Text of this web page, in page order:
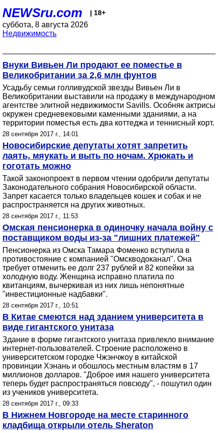
NEWSru.com | 18+
суббота, 8 августа 2026
Недвижимость
Внуки Вивьен Ли продают ее поместье в
Великобритании за 2,6 млн фунтов
Усадьбу семьи голливудской звезды Вивьен Ли в
Великобритании выставили на продажу в международном
агентстве элитной недвижимости Savills. Особняк актрисы
окружен средневековыми каменными зданиями, а на
территории поместья есть два коттеджа и теннисный корт.
28 сентября 2017 г., 14:01
Новосибирские депутаты хотят запретить
лаять, мяукать и выть по ночам. Хрюкать и
гоготать можно
Такой законопроект в первом чтении одобрили депутаты
Законодательного собрания Новосибирской области.
Запрет касается только владельцев кошек и собак и не
распространяется на других животных.
28 сентября 2017 г., 11:53
Омская пенсионерка в одиночку начала войну с
поставщиком воды из-за "лишних платежей"
Пенсионерка из Омска Тамара Фоменко вступила в
противостояние с компанией "Омскводоканал". Она
требует отменить ее долг 237 рублей и 82 копейки за
холодную воду. Женщина исправно платила по
квитанциям, вычеркивая из них лишь непонятные
"инвестиционные надбавки".
28 сентября 2017 г., 10:51
В Китае смеются над зданием университета в
виде гигантского унитаза
Здание в форме гигантского унитаза привлекло внимание
интернет-пользователей. Строение расположено в
университетском городке Чжэнчжоу в китайской
провинции Хэнань и обошлось местным властям в 17
миллионов долларов. "Доброе имя нашего университета
теперь будет распространяться повсюду", - пошутил один
из учеников университета.
28 сентября 2017 г., 09:33
В Нижнем Новгороде на месте старинного
кладбища открыли отель Sheraton